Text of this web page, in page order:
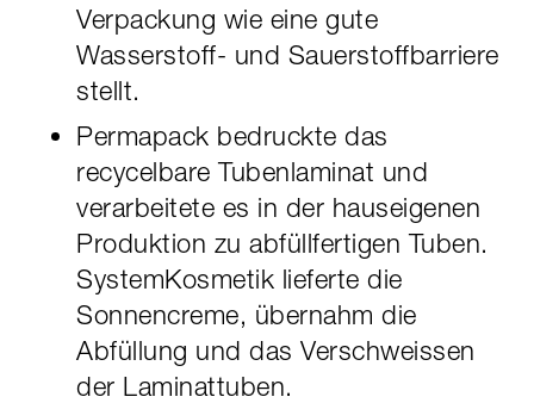
Verpackung wie eine gute
Wasserstoff- und Sauerstoffbarriere
stellt.
Permapack bedruckte das
recycelbare Tubenlaminat und
verarbeitete es in der hauseigenen
Produktion zu abfüllfertigen Tuben.
SystemKosmetik lieferte die
Sonnencreme, übernahm die
Abfüllung und das Verschweissen
der Laminattuben.